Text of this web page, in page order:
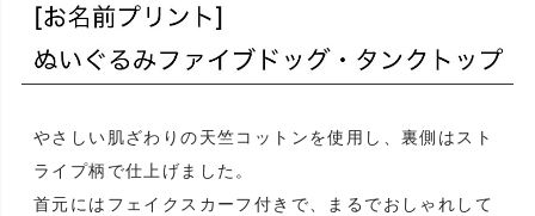
やさしい肌ざわりの天竺コットンを使用し、裏側はスト
ライプ柄で仕上げました。
首元にはフェイクスカーフ付きで、まるでおしゃれして